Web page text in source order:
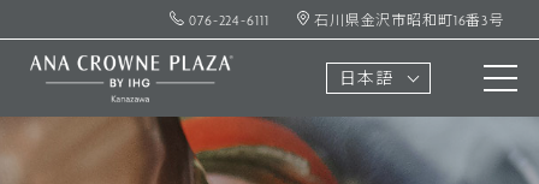
076-224-6111 石川県金沢市昭和町16番3号
日本語